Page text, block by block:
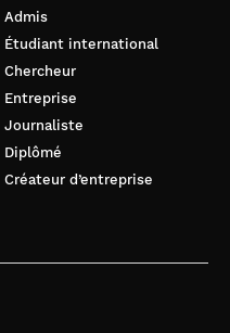
des vidéos
.
Admis
Étudiant international
Chercheur
Entreprise
Journaliste
Diplômé
Créateur d’entreprise